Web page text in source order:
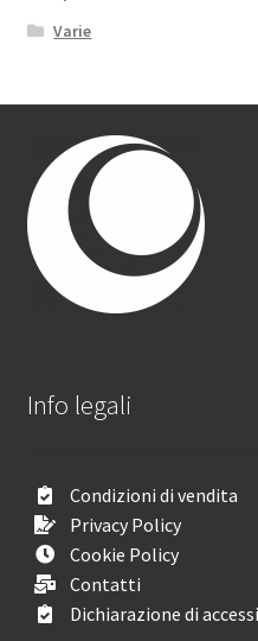
Varie
Info legali
Condizioni di vendita
Privacy Policy
Cookie Policy
Contatti
Dichiarazione di